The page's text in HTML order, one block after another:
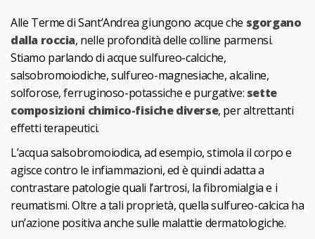
Alle Terme di Sant’Andrea giungono acque che sgorgano
dalla roccia, nelle profondità delle colline parmensi.
Stiamo parlando di acque sulfureo-calciche,
salsobromoiodiche, sulfureo-magnesiache, alcaline,
solforose, ferruginoso-potassiche e purgative: sette
composizioni chimico-fisiche diverse, per altrettanti
effetti terapeutici.
L’acqua salsobromoiodica, ad esempio, stimola il corpo e
agisce contro le infiammazioni, ed è quindi adatta a
contrastare patologie quali l’artrosi, la fibromialgia e i
reumatismi. Oltre a tali proprietà, quella sulfureo-calcica ha
un’azione positiva anche sulle malattie dermatologiche.